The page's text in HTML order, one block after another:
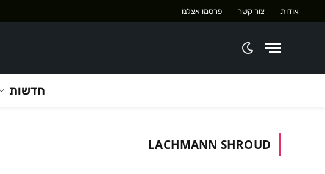
אודות צור קשר פרסמו אצלנו
חדשות
LACHMANN SHROUD